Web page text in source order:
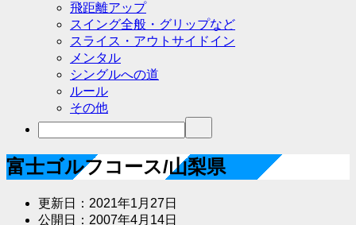
飛距離アップ
スイング全般・グリップなど
スライス・アウトサイドイン
メンタル
シングルへの道
ルール
その他
富士ゴルフコース/山梨県
更新日： 2021年1月27日
公開日： 2007年4月14日